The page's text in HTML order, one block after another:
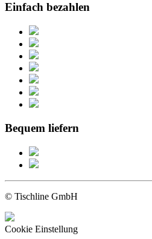
Einfach bezahlen
Bequem liefern
© Tischline GmbH
Cookie Einstellung